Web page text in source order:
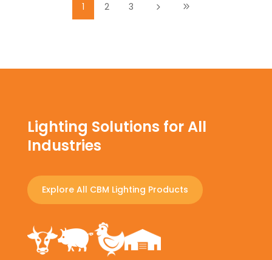
1 2 3 5 9
Lighting Solutions for All
Industries
Explore All CBM Lighting Products